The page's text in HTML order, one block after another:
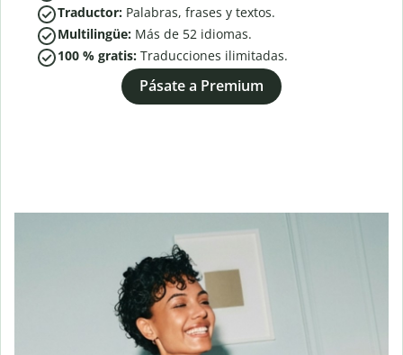
Traductor: Palabras, frases y textos.
Multilingüe: Más de 52 idiomas.
100 % gratis: Traducciones ilimitadas.
Pásate a Premium